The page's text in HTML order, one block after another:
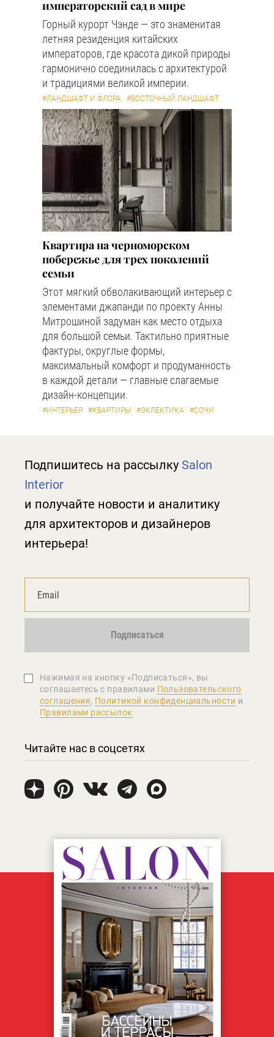
императорский сад в мире
Горный курорт Чэнде — это знаменитая
летняя резиденция китайских
императоров, где красота дикой природы
гармонично соединилась с архитектурой
и традициями великой империи.
#ЛАНДШАФТ И ФЛОРА #ВОСТОЧНЫЙ ЛАНДШАФТ
Квартира на черноморском
побережье для трех поколений
семьи
Этот мягкий обволакивающий интерьер с
элементами джапанди по проекту Анны
Митрошиной задуман как место отдыха
для большой семьи. Тактильно приятные
фактуры, округлые формы,
максимальный комфорт и продуманность
в каждой детали — главные слагаемые
дизайн-концепции.
#ИНТЕРЬЕР #КВАРТИРЫ #ЭКЛЕКТИКА #СОЧИ
Подпишитесь на рассылку Salon
Interior
и получайте новости и аналитику
для архитекторов и дизайнеров
интерьера!
Подписаться
Нажимая на кнопку «Подписаться», вы
соглашаетеcь с правилами Пользовательского
соглашения, Политикой конфиденциальности и
Правилами рассылок
Читайте нас в соцсетях